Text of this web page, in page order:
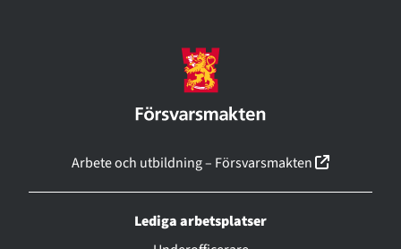
Arbete och utbildning – Försvarsmakten (linkki
Lediga arbetsplatser